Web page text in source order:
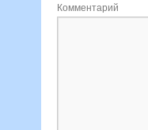
Комментарий